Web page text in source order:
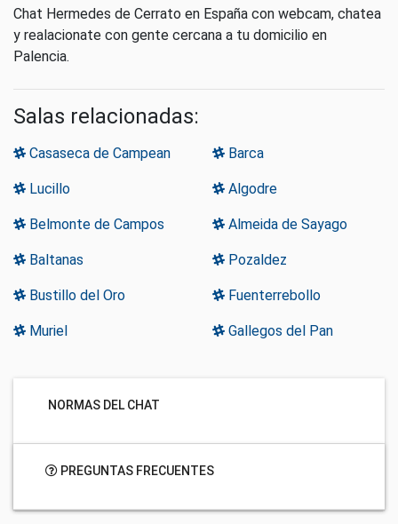
Chat Hermedes de Cerrato en España con webcam, chatea
y realacionate con gente cercana a tu domicilio en
Palencia.
Salas relacionadas:
Casaseca de Campean Barca
Lucillo Algodre
Belmonte de Campos Almeida de Sayago
Baltanas Pozaldez
Bustillo del Oro Fuenterrebollo
Muriel Gallegos del Pan
NORMAS DEL CHAT
PREGUNTAS FRECUENTES